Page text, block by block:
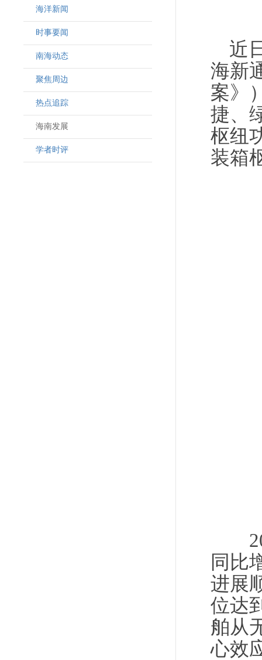
海洋新闻
时事要闻
南海动态
聚焦周边
热点追踪
海南发展
学者时评
近
海新
案》
捷、
枢纽
装箱
同比
进展
位达
舶从
心效